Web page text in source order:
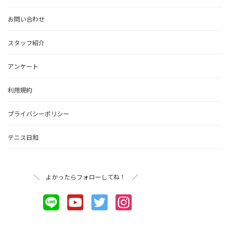
お問い合わせ
スタッフ紹介
アンケート
利用規約
プライバシーポリシー
テニス日和
＼ よかったらフォローしてね！ ／